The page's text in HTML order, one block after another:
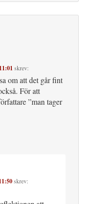
skrev:
om att det går fint
För att
”man tager
skrev: